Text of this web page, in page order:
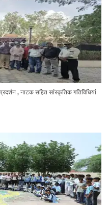
, नाटक सहित सांस्कृतिक गतिविधियां